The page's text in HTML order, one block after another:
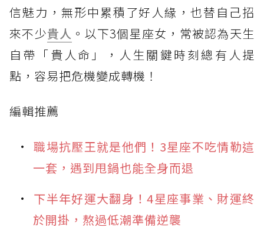
信魅力，無形中累積了好人緣，也替自己招
來不少貴人 。以下3個星座女，常被認為天生
自帶「貴人命」，人生關鍵時刻總有人提
點，容易把危機變成轉機！
編輯推薦
職場抗壓王就是他們！3星座不吃情勒這
一套，遇到甩鍋也能全身而退
下半年好運大翻身！4星座事業、財運終
於開掛，熬過低潮準備逆襲